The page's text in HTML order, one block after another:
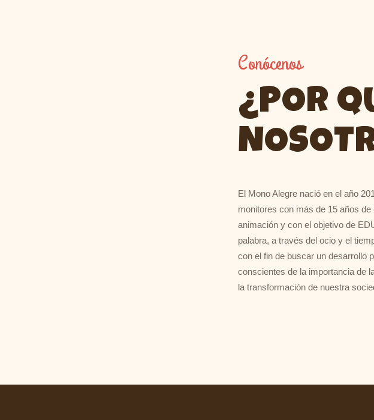
Conócenos
¿POR
El Mono Alegre nació en el año
monitores con más de 15 años
animación y con el objetivo de
palabra, a través del ocio y el
con el fin de buscar un desarrollo
conscientes de la importancia de
la transformación de nuestra